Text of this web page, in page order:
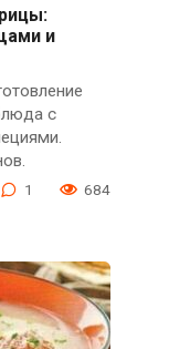
и
с
1 684